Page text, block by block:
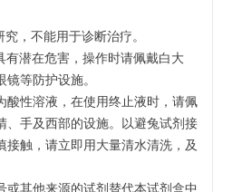
，不能用于诊断治疗。
有潜在危害，操作时请佩戴白大
等防护设施。
酸性溶液，在使用终止液时，请佩
、手及西部的设施。以避兔试剂接
接触，请立即用大量清水清洗，及
或其他来源的试剂替代本试剂盒中